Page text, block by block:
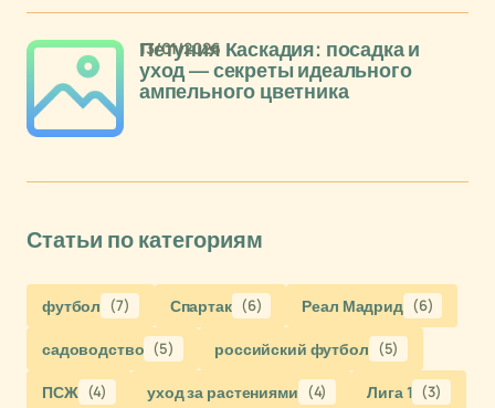
Петуния Каскадия: посадка и
уход — секреты идеального
ампельного цветника
13/01/2026
Статьи по категориям
футбол (7) Спартак (6) Реал Мадрид (6)
садоводство (5) российский футбол (5)
ПСЖ (4) уход за растениями (4) Лига 1 (3)